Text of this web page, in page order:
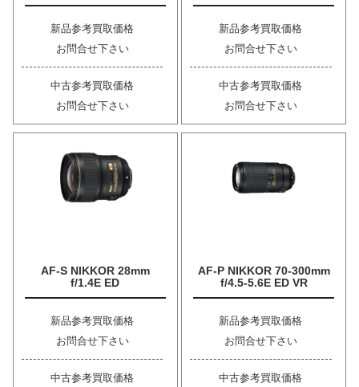
新品参考買取価格
お問合せ下さい
中古参考買取価格
お問合せ下さい
新品参考買取価格
お問合せ下さい
中古参考買取価格
お問合せ下さい
AF-S NIKKOR 28mm
f/1.4E ED
新品参考買取価格
お問合せ下さい
中古参考買取価格
AF-P NIKKOR 70-300mm
f/4.5-5.6E ED VR
新品参考買取価格
お問合せ下さい
中古参考買取価格